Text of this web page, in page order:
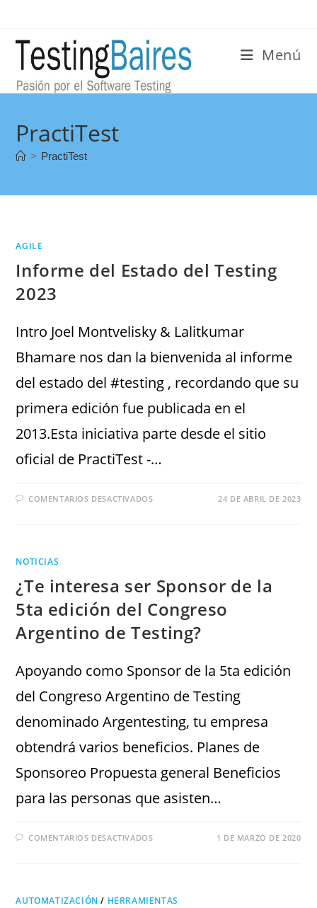
Menú
PractiTest
> PractiTest
AGILE
Informe del Estado del Testing
2023
Intro Joel Montvelisky & Lalitkumar
Bhamare nos dan la bienvenida al informe
del estado del #testing , recordando que su
primera edición fue publicada en el
2013.Esta iniciativa parte desde el sitio
oficial de PractiTest -…
COMENTARIOS DESACTIVADOS 24 DE ABRIL DE 2023
NOTICIAS
¿Te interesa ser Sponsor de la
5ta edición del Congreso
Argentino de Testing?
Apoyando como Sponsor de la 5ta edición
del Congreso Argentino de Testing
denominado Argentesting, tu empresa
obtendrá varios beneficios. Planes de
Sponsoreo Propuesta general Beneficios
para las personas que asisten…
COMENTARIOS DESACTIVADOS 1 DE MARZO DE 2020
AUTOMATIZACIÓN / HERRAMIENTAS